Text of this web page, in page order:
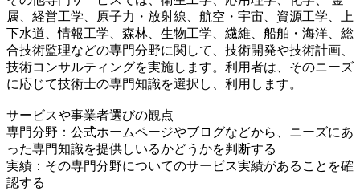
属、経営工学、原子力・放射線、航空・宇宙、資源工学、上
下水道、情報工学、森林、生物工学、繊維、船舶・海洋、総
合技術監理などの専門分野に関して、技術開発や技術計画、
技術コンサルティングを実施します。利用者は、そのニーズ
に応じて技術士の専門知識を選択し、利用します。
サービスや事業者選びの観点
専門分野：公式ホームページやブログなどから、ニーズにあ
った専門知識を提供しいるかどうかを判断する
実績：その専門分野についてのサービス実績があることを確
認する